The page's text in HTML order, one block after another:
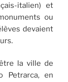
italien) et
ou
devaient
la ville de
Petrarca, en